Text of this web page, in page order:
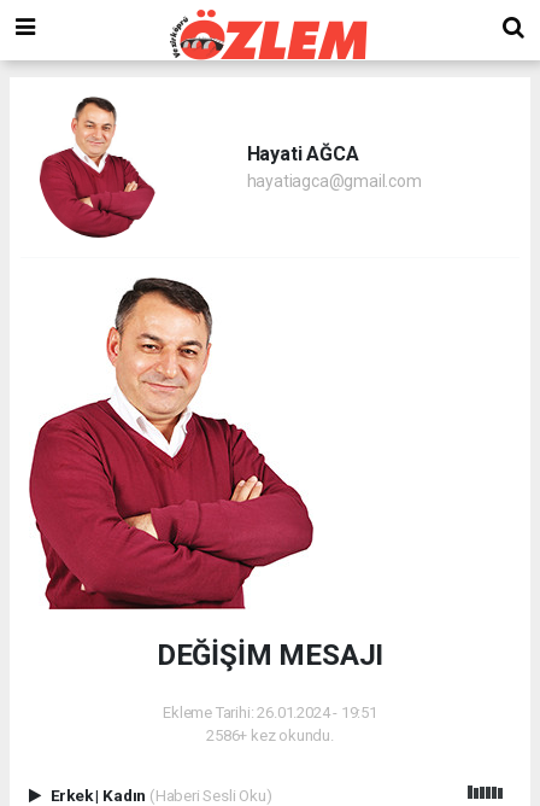
Hayati AĞCA
hayatiagca@gmail.com
DEĞİŞİM MESAJI
Ekleme Tarihi: 26.01.2024 - 19:51
2586+ kez okundu.
Erkek| Kadın (Haberi Sesli Oku)